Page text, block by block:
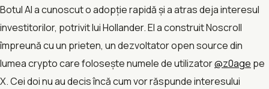
Botul AI a cunoscut o adopție rapidă și a atras deja interesul
investitorilor, potrivit lui Hollander. El a construit Noscroll
împreună cu un prieten, un dezvoltator open source din
lumea crypto care folosește numele de utilizator@z0age pe
X. Cei doi nu au decis încă cum vor răspunde interesului